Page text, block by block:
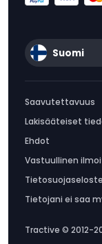
Suomi
Saavutettavuus
Lakisääteiset
Ehdot
Vastuullinen
Tietojani ei saa
Tractive © 2012-